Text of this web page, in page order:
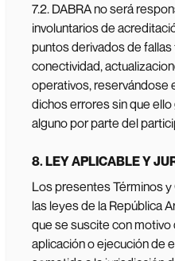
7.2. DABRA no será
involuntarios de
puntos derivados de
conectividad,
operativos, reservándose
dichos errores sin que
alguno por parte del
8. LEY APLICABLE Y
Los presentes Términos
las leyes de la República
que se suscite con motivo
aplicación o ejecución de